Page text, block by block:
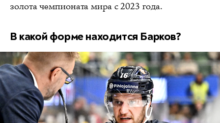
золота чемпионата мира с 2023 года.
В какой форме находится Барков?